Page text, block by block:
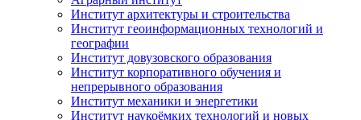
Институт архитектуры и строительства
Институт геоинформационных технологий и
географии
Институт довузовского образования
Институт корпоративного обучения и
непрерывного образования
Институт механики и энергетики
Институт наукоёмких технологий и новых